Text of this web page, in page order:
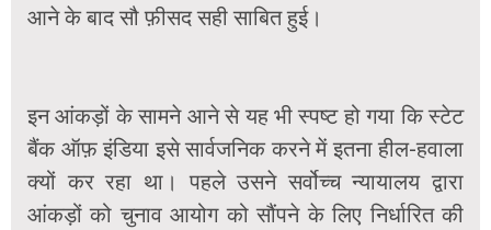
आने के बाद सौ फ़ीसद सही साबित हुई।
इन आंकड़ों के सामने आने से यह भी स्पष्ट हो गया कि स्टेट
बैंक ऑफ़ इंडिया इसे सार्वजनिक करने में इतना हील-हवाला
क्यों कर रहा था। पहले उसने सर्वोच्च न्यायालय द्वारा
आंकड़ों को चुनाव आयोग को सौंपने के लिए निर्धारित की